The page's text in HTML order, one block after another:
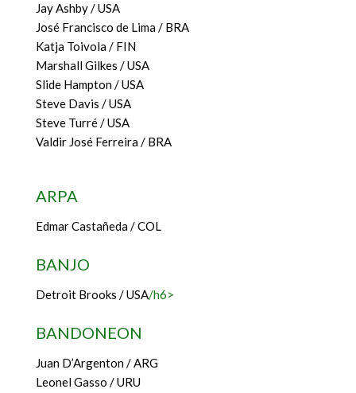
Jay Ashby / USA
José Francisco de Lima / BRA
Katja Toivola / FIN
Marshall Gilkes / USA
Slide Hampton / USA
Steve Davis / USA
Steve Turré / USA
Valdir José Ferreira / BRA
ARPA
Edmar Castañeda / COL
BANJO
Detroit Brooks / USA/h6>
BANDONEON
Juan D’Argenton / ARG
Leonel Gasso / URU